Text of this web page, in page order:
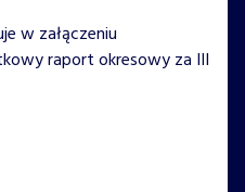
w załączeniu
raport okresowy za III